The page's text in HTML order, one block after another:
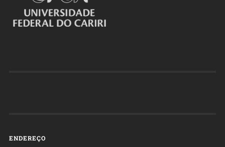
ENDEREÇO